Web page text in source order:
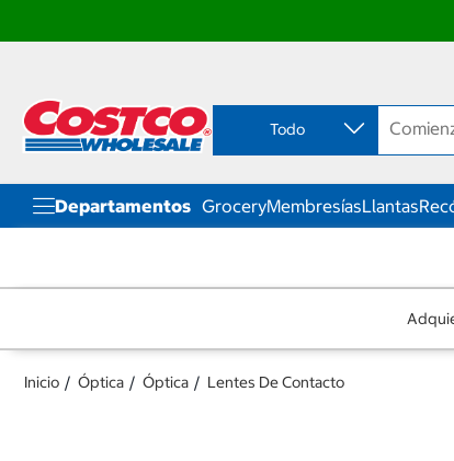
contenido
menú
navegación
Todo
Departamentos GroceryMembresíasLlantas
Inicio Óptica Óptica Lentes De Contacto